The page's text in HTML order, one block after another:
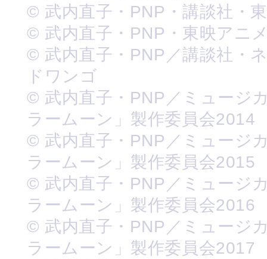
© 武内直子・PNP・講談社・
© 武内直子・PNP・東映アニ
© 武内直子・PNP／講談社・
ドワンゴ
© 武内直子・PNP／ミュージ
ラームーン」製作委員会2014
© 武内直子・PNP／ミュージ
ラームーン」製作委員会2015
© 武内直子・PNP／ミュージ
ラームーン」製作委員会2016
© 武内直子・PNP／ミュージ
ラームーン」製作委員会2017